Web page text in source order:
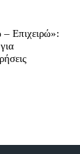
Επιχειρώ»: